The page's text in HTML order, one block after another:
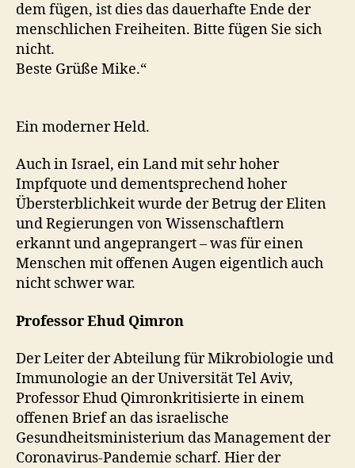
dem fügen, ist dies das dauerhafte Ende der
menschlichen Freiheiten. Bitte fügen Sie sich
nicht.
Beste Grüße Mike.“
Ein moderner Held.
Auch in Israel, ein Land mit sehr hoher
Impfquote und dementsprechend hoher
Übersterblichkeit wurde der Betrug der Eliten
und Regierungen von Wissenschaftlern
erkannt und angeprangert – was für einen
Menschen mit offenen Augen eigentlich auch
nicht schwer war.
Professor Ehud Qimron
Der Leiter der Abteilung für Mikrobiologie und
Immunologie an der Universität Tel Aviv,
Professor Ehud Qimronkritisierte in einem
offenen Brief an das israelische
Gesundheitsministerium das Management der
Coronavirus-Pandemie scharf. Hier der